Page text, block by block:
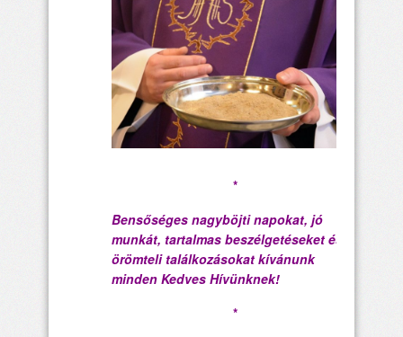
*
Bensőséges nagyböjti napokat, jó
munkát, tartalmas beszélgetéseket és
örömteli találkozásokat kívánunk
minden Kedves Hívünknek!
*